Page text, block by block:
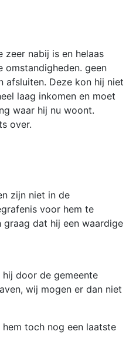
nabij is en helaas
omstandigheden. geen
afsluiten. Deze kon hij niet
laag inkomen en moet
waar hij nu woont.
over.
zijn niet in de
voor hem te
dat hij een waardige
door de gemeente
wij mogen er dan niet
toch nog een laatste